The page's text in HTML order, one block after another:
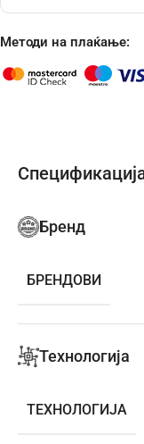
Методи на плаќање:
Бренд
БРЕНДОВИ
Технологија
ТЕХНОЛОГИЈА